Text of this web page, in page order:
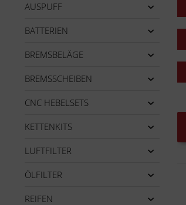
AUSPUFF
BATTERIEN
BREMSBELÄGE
BREMSSCHEIBEN
CNC HEBELSETS
KETTENKITS
LUFTFILTER
ÖLFILTER
REIFEN